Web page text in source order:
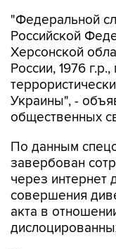
"Федеральной
Российской
Херсонской
России, 1976
Украины", -
общественных
По данным
завербован
через интернет
совершения
акта в